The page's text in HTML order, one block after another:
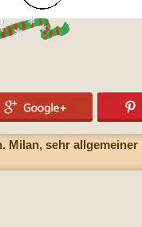
sehr